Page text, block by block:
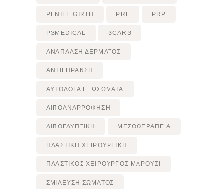
PENILE GIRTH PRF PRP
PSMEDICAL SCARS
ΑΝΆΠΛΑΣΗ ΔΈΡΜΑΤΟΣ
ΑΝΤΙΓΉΡΑΝΣΗ
ΑΥΤΌΛΟΓΑ ΕΞΩΣΏΜΑΤΑ
ΛΙΠΟΑΝΑΡΡΌΦΗΣΗ
ΛΙΠΟΓΛΥΠΤΙΚΉ ΜΕΣΟΘΕΡΑΠΕΊΑ
ΠΛΑΣΤΙΚΉ ΧΕΙΡΟΥΡΓΙΚΉ
ΠΛΑΣΤΙΚΌΣ ΧΕΙΡΟΥΡΓΌΣ ΜΑΡΟΎΣΙ
ΣΜΊΛΕΥΣΗ ΣΏΜΑΤΟΣ